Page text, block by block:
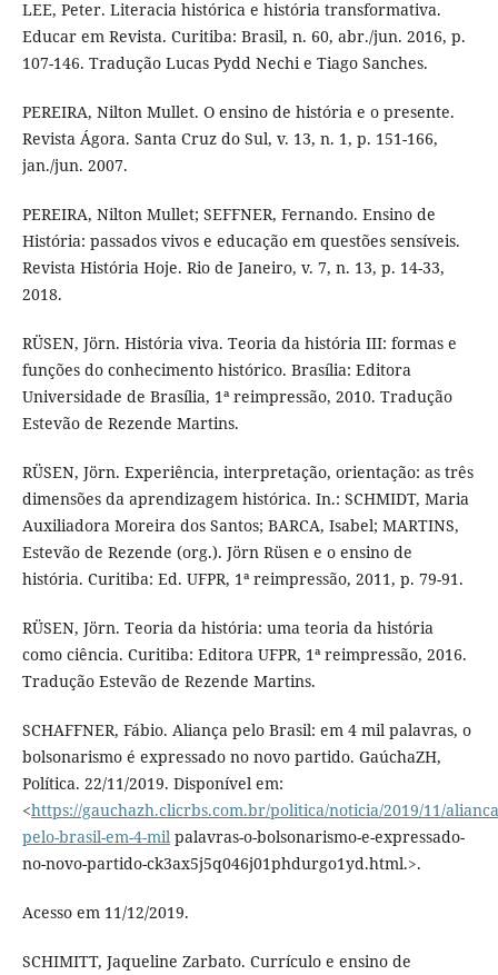
LEE, Peter. Literacia histórica e história transformativa.
Educar em Revista. Curitiba: Brasil, n. 60, abr./jun. 2016, p.
107-146. Tradução Lucas Pydd Nechi e Tiago Sanches.
PEREIRA, Nilton Mullet. O ensino de história e o presente.
Revista Ágora. Santa Cruz do Sul, v. 13, n. 1, p. 151-166,
jan./jun. 2007.
PEREIRA, Nilton Mullet; SEFFNER, Fernando. Ensino de
História: passados vivos e educação em questões sensíveis.
Revista História Hoje. Rio de Janeiro, v. 7, n. 13, p. 14-33,
2018.
RÜSEN, Jörn. História viva. Teoria da história III: formas e
funções do conhecimento histórico. Brasília: Editora
Universidade de Brasília, 1ª reimpressão, 2010. Tradução
Estevão de Rezende Martins.
RÜSEN, Jörn. Experiência, interpretação, orientação: as três
dimensões da aprendizagem histórica. In.: SCHMIDT, Maria
Auxiliadora Moreira dos Santos; BARCA, Isabel; MARTINS,
Estevão de Rezende (org.). Jörn Rüsen e o ensino de
história. Curitiba: Ed. UFPR, 1ª reimpressão, 2011, p. 79-91.
RÜSEN, Jörn. Teoria da história: uma teoria da história
como ciência. Curitiba: Editora UFPR, 1ª reimpressão, 2016.
Tradução Estevão de Rezende Martins.
SCHAFFNER, Fábio. Aliança pelo Brasil: em 4 mil palavras, o
bolsonarismo é expressado no novo partido. GaúchaZH,
Política. 22/11/2019. Disponível em:
<https://gauchazh.clicrbs.com.br/politica/noticia/2019/11/
pelo-brasil-em-4-mil palavras-o-bolsonarismo-e-expressado-
no-novo-partido-ck3ax5j5q046j01phdurgo1yd.html.>.
Acesso em 11/12/2019.
SCHIMITT, Jaqueline Zarbato. Currículo e ensino de